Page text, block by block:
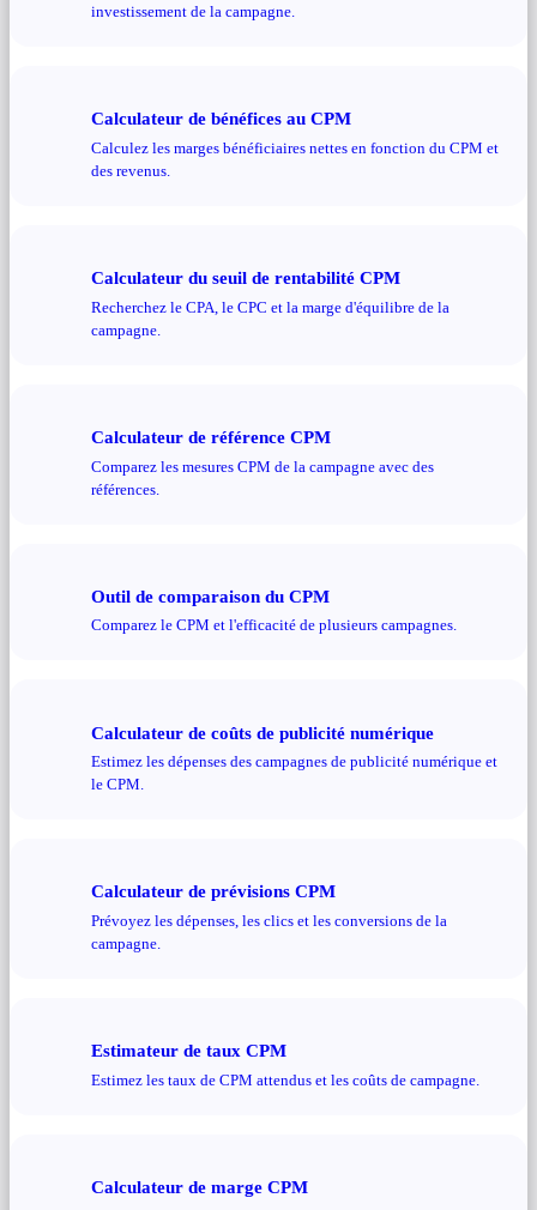
investissement de la campagne.
Calculateur de bénéfices au CPM
Calculez les marges bénéficiaires nettes en fonction du CPM et
des revenus.
Calculateur du seuil de rentabilité CPM
Recherchez le CPA, le CPC et la marge d'équilibre de la
campagne.
Calculateur de référence CPM
Comparez les mesures CPM de la campagne avec des
références.
Outil de comparaison du CPM
Comparez le CPM et l'efficacité de plusieurs campagnes.
Calculateur de coûts de publicité numérique
Estimez les dépenses des campagnes de publicité numérique et
le CPM.
Calculateur de prévisions CPM
Prévoyez les dépenses, les clics et les conversions de la
campagne.
Estimateur de taux CPM
Estimez les taux de CPM attendus et les coûts de campagne.
Calculateur de marge CPM